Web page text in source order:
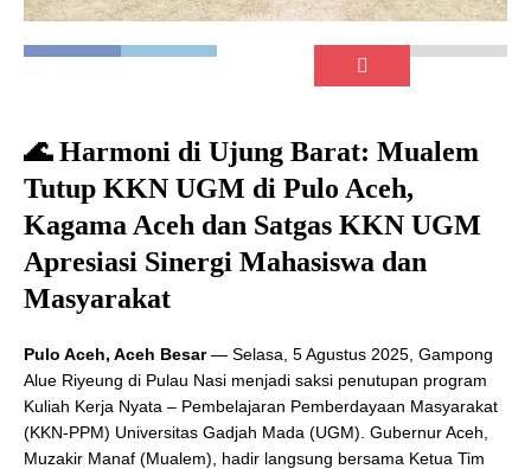
🌊 Harmoni di Ujung Barat: Mualem
Tutup KKN UGM di Pulo Aceh,
Kagama Aceh dan Satgas KKN UGM
Apresiasi Sinergi Mahasiswa dan
Masyarakat
Pulo Aceh, Aceh Besar— Selasa, 5 Agustus 2025, Gampong
Alue Riyeung di Pulau Nasi menjadi saksi penutupan program
Kuliah Kerja Nyata – Pembelajaran Pemberdayaan Masyarakat
(KKN-PPM) Universitas Gadjah Mada (UGM). Gubernur Aceh,
Muzakir Manaf (Mualem), hadir langsung bersama Ketua Tim